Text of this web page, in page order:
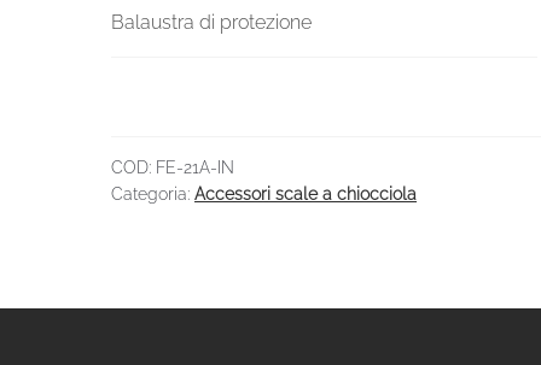
Balaustra di protezione
COD: FE-21A-IN
Categoria:Accessori scale a chiocciola